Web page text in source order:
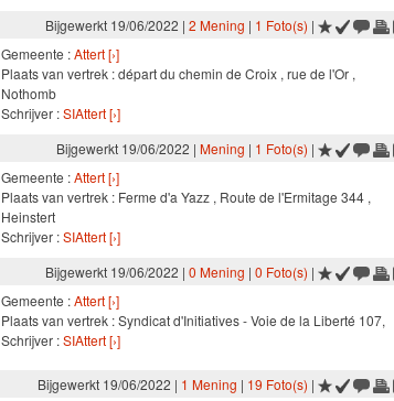
Bijgewerkt 19/06/2022 | 2 Mening | 1 Foto(s) |
Gemeente :Attert [›]
Plaats van vertrek : départ du chemin de Croix , rue de l'Or ,
Nothomb
Schrijver :SIAttert [›]
Bijgewerkt 19/06/2022 | Mening | 1 Foto(s) |
Gemeente :Attert [›]
Plaats van vertrek : Ferme d'a Yazz , Route de l'Ermitage 344 ,
Heinstert
Schrijver :SIAttert [›]
Bijgewerkt 19/06/2022 | 0 Mening | 0 Foto(s) |
Gemeente :Attert [›]
Plaats van vertrek : Syndicat d'Initiatives - Voie de la Liberté 107,
Schrijver :SIAttert [›]
Bijgewerkt 19/06/2022 | 1 Mening | 19 Foto(s) |